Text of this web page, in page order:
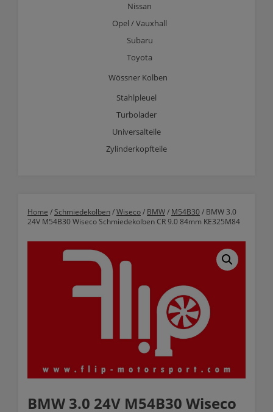
Nissan
Opel / Vauxhall
Subaru
Toyota
Wössner Kolben
Stahlpleuel
Turbolader
Universalteile
Zylinderkopfteile
Home / Schmiedekolben/Wiseco/ BMW/ M54B30/ BMW 3.0
24V M54B30 Wiseco Schmiedekolben CR 9.0 84mm KE325M84
BMW 3.0 24V M54B30 Wiseco